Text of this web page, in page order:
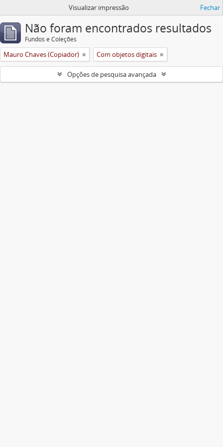
Visualizar impressão Fechar
Não foram encontrados resultados
Fundos e Coleções
Mauro Chaves (Copiador) Com objetos digitais
Opções de pesquisa avançada